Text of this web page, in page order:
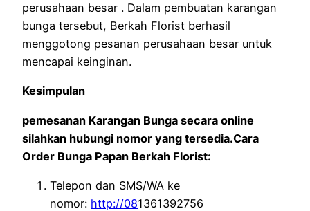
perusahaan besar . Dalam pembuatan karangan
bunga tersebut, Berkah Florist berhasil
menggotong pesanan perusahaan besar untuk
mencapai keinginan.
Kesimpulan
pemesanan Karangan Bunga secara online
silahkan hubungi nomor yang tersedia.Cara
Order Bunga Papan Berkah Florist:
Telepon dan SMS/WA ke
nomor: http://081361392756